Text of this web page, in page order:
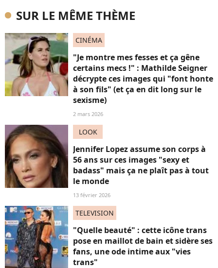
SUR LE MÊME THÈME
CINÉMA
"Je montre mes fesses et ça gêne
certains mecs !" : Mathilde Seigner
décrypte ces images qui "font honte
à son fils" (et ça en dit long sur le
sexisme)
2 mars 2026
LOOK
Jennifer Lopez assume son corps à
56 ans sur ces images "sexy et
badass" mais ça ne plaît pas à tout
le monde
13 février 2026
TELEVISION
"Quelle beauté" : cette icône trans
pose en maillot de bain et sidère ses
fans, une ode intime aux "vies
trans"